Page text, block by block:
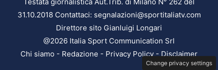
Testata giornalistica Aut.Trib. di Milano N° 262 del
31.10.2018 Contattaci: segnalazioni@sportitaliatv.com
Direttore sito Gianluigi Longari
@2026 Italia Sport Communication Srl
Chi siamo - Redazione - Privacy Policy-Disclaimer
Change privacy settings